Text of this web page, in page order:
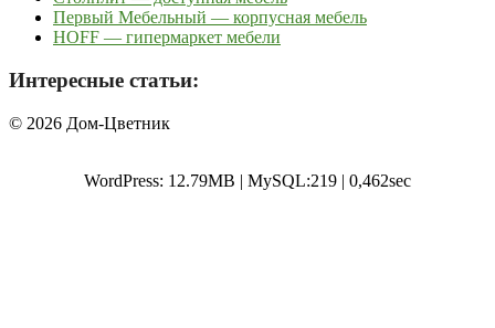
Первый Мебельный — корпусная мебель
HOFF — гипермаркет мебели
Интересные статьи:
© 2026 Дом-Цветник
WordPress: 12.79MB | MySQL:219 | 0,462sec